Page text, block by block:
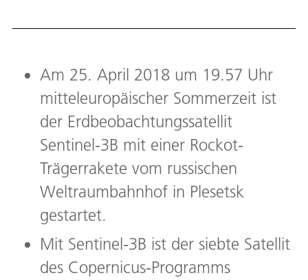
Am 25. April 2018 um 19.57 Uhr
mitteleuropäischer Sommerzeit ist
der Erdbeobachtungssatellit
Sentinel-3B mit einer Rockot-
Trägerrakete vom russischen
Weltraumbahnhof in Plesetsk
gestartet.
Mit Sentinel-3B ist der siebte Satellit
des Copernicus-Programms